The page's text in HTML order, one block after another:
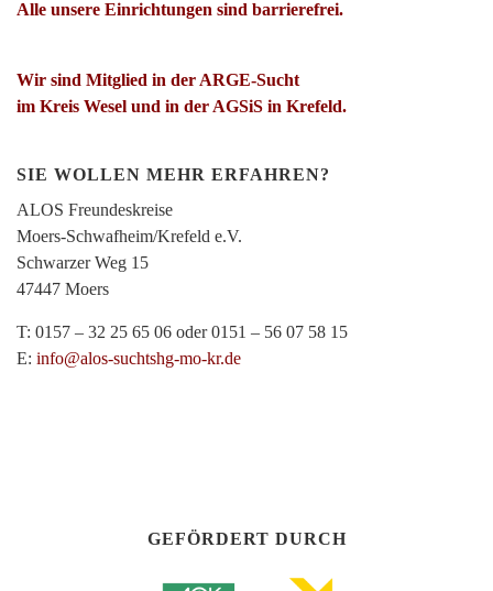
Alle unsere Einrichtungen sind barrierefrei.
Wir sind Mitglied in der ARGE-Sucht
im Kreis Wesel und in der AGSiS in Krefeld.
SIE WOLLEN MEHR ERFAHREN?
ALOS Freundeskreise
Moers-Schwafheim/Krefeld e.V.
Schwarzer Weg 15
47447 Moers
T: 0157 – 32 25 65 06 oder 0151 – 56 07 58 15
E: info@alos-suchtshg-mo-kr.de
GEFÖRDERT DURCH